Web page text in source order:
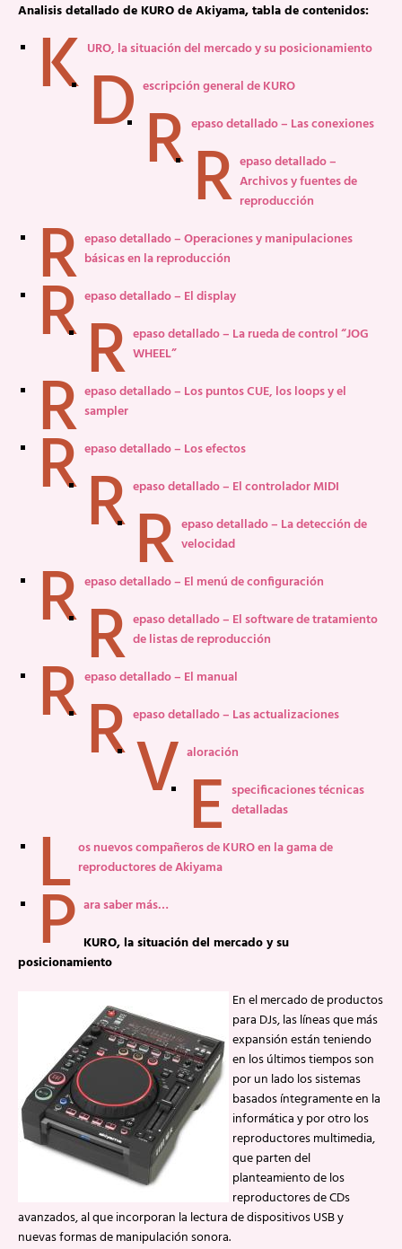
Analisis detallado de KURO de Akiyama, tabla de contenidos:
K URO, la situación del mercado y su posicionamiento
D escripción general de KURO
R epaso detallado – Las conexiones
R epaso detallado –
Archivos y fuentes de
reproducción
R epaso detallado – Operaciones y manipulaciones
básicas en la reproducción
R epaso detallado – El display
R epaso detallado – La rueda de control “JOG
WHEEL”
R epaso detallado – Los puntos CUE, los loops y el
sampler
R epaso detallado – Los efectos
R epaso detallado – El controlador MIDI
R epaso detallado – La detección de
velocidad
R epaso detallado – El menú de configuración
R epaso detallado – El software de tratamiento
de listas de reproducción
R epaso detallado – El manual
R epaso detallado – Las actualizaciones
V aloración
E specificaciones técnicas
detalladas
L os nuevos compañeros de KURO en la gama de
reproductores de Akiyama
P ara saber más…
KURO, la situación del mercado y su
posicionamiento
En el mercado de productos
para DJs, las líneas que más
expansión están teniendo
en los últimos tiempos son
por un lado los sistemas
basados íntegramente en la
informática y por otro los
reproductores multimedia,
que parten del
planteamiento de los
reproductores de CDs
avanzados, al que incorporan la lectura de dispositivos USB y
nuevas formas de manipulación sonora.